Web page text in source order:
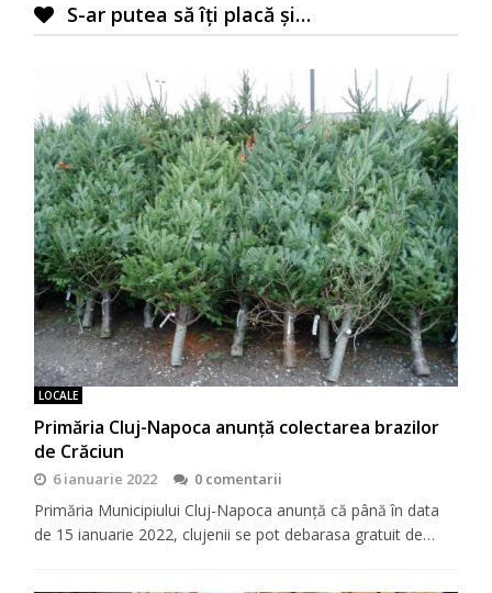
S-ar putea să îți placă și…
LOCALE
Primăria Cluj-Napoca anunță colectarea brazilor
de Crăciun
6 ianuarie 2022 0 comentarii
Primăria Municipiului Cluj-Napoca anunță că până în data
de 15 ianuarie 2022, clujenii se pot debarasa gratuit de…